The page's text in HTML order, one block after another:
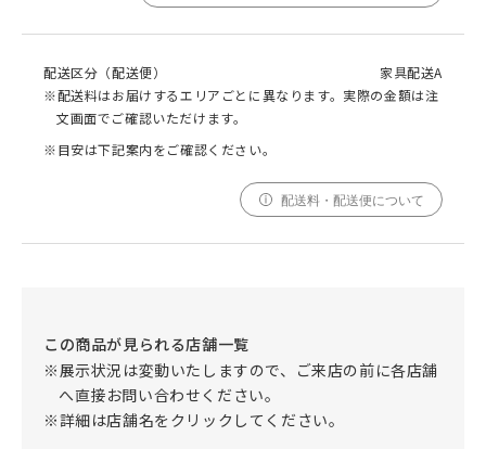
配送区分（配送便）
家具配送A
※配送料はお届けするエリアごとに異なります。実際の金額は注
文画面でご確認いただけます。
※目安は下記案内をご確認ください。
配送料・配送便について
この商品が見られる店舗一覧
※展示状況は変動いたしますので、ご来店の前に各店舗
へ直接お問い合わせください。
※詳細は店舗名をクリックしてください。